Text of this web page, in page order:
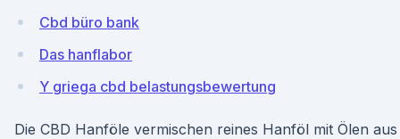
Cbd büro bank
Das hanflabor
Y griega cbd belastungsbewertung
Die CBD Hanföle vermischen reines Hanföl mit Ölen